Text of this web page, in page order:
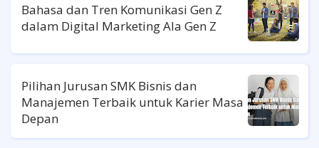
Bahasa dan Tren Komunikasi Gen Z
dalam Digital Marketing Ala Gen Z
Pilihan Jurusan SMK Bisnis dan
Manajemen Terbaik untuk Karier Masa
Depan